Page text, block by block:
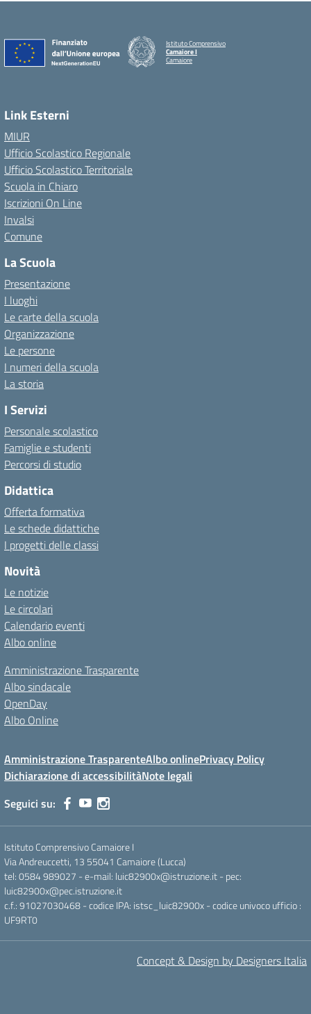
Istituto Comprensivo
Camaiore I
Camaiore
Link Esterni
MIUR
Ufficio Scolastico Regionale
Ufficio Scolastico Territoriale
Scuola in Chiaro
Iscrizioni On Line
Invalsi
Comune
La Scuola
Presentazione
I luoghi
Le carte della scuola
Organizzazione
Le persone
I numeri della scuola
La storia
I Servizi
Personale scolastico
Famiglie e studenti
Percorsi di studio
Didattica
Offerta formativa
Le schede didattiche
I progetti delle classi
Novità
Le notizie
Le circolari
Calendario eventi
Albo online
Amministrazione Trasparente
Albo sindacale
OpenDay
Albo Online
Amministrazione TrasparenteAlbo onlinePrivacy Policy
Dichiarazione di accessibilitàNote legali
Seguici su:
Istituto Comprensivo Camaiore I
Via Andreuccetti, 13 55041 Camaiore (Lucca)
tel: 0584 989027 - e-mail: luic82900x@istruzione.it - pec:
luic82900x@pec.istruzione.it
c.f.: 91027030468 - codice IPA: istsc_luic82900x - codice univoco ufficio :
UF9RT0
Concept & Design by Designers Italia